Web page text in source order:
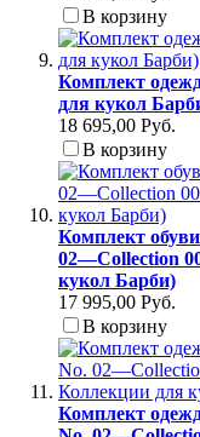
В корзину
Комплект
для кукол
18 695,00 Руб.
В корзину
Комплект
02—Collection
кукол Барби)
17 995,00 Руб.
В корзину
Комплект